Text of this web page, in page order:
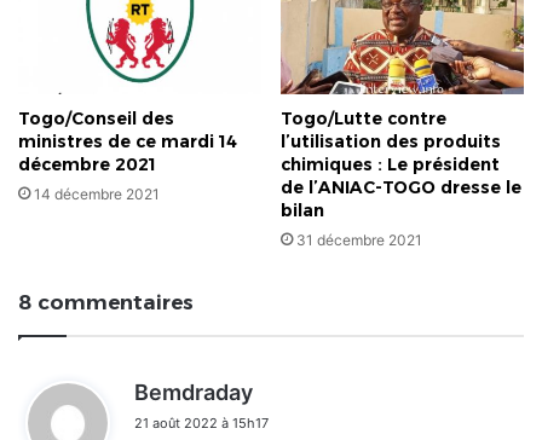
Togo/Conseil des
ministres de ce mardi 14
décembre 2021
14 décembre 2021
Togo/Lutte contre
l’utilisation des produits
chimiques : Le président
de l’ANIAC-TOGO dresse le
bilan
31 décembre 2021
8 commentaires
Bemdraday
t
21 août 2022 à 15h17